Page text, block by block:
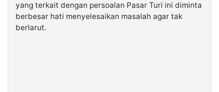
yang terkait dengan persoalan Pasar Turi ini diminta
berbesar hati menyelesaikan masalah agar tak
berlarut.